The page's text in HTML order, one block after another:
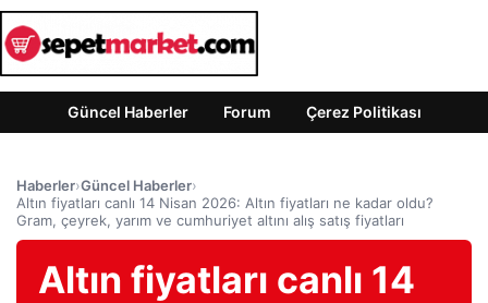
Güncel Haberler Forum Çerez Politikası
Haberler›Güncel Haberler›
Altın fiyatları canlı 14 Nisan 2026: Altın fiyatları ne kadar oldu?
Gram, çeyrek, yarım ve cumhuriyet altını alış satış fiyatları
Altın fiyatları canlı 14